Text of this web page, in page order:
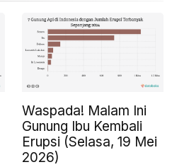
Waspada! Malam Ini
Gunung Ibu Kembali
Erupsi (Selasa, 19 Mei
2026)